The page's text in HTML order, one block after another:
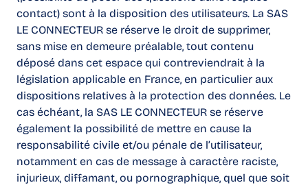
contact) sont à la disposition des utilisateurs. La SAS
LE CONNECTEUR se réserve le droit de supprimer,
sans mise en demeure préalable, tout contenu
déposé dans cet espace qui contreviendrait à la
législation applicable en France, en particulier aux
dispositions relatives à la protection des données. Le
cas échéant, la SAS LE CONNECTEUR se réserve
également la possibilité de mettre en cause la
responsabilité civile et/ou pénale de l’utilisateur,
notamment en cas de message à caractère raciste,
injurieux, diffamant, ou pornographique, quel que soit